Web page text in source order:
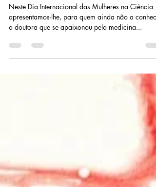
Uma Mulher da Ciência
Neste Dia Internacional das Mulheres na Ciência
a doutora que se apaixonou pela medicina...